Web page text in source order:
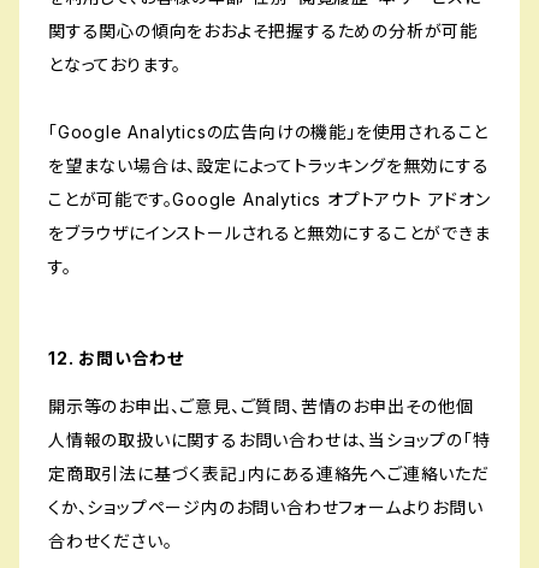
関する関心の傾向をおおよそ把握するための分析が可能
となっております。
「Google Analyticsの広告向けの機能」を使用されること
を望まない場合は、設定によってトラッキングを無効にする
ことが可能です。Google Analytics オプトアウト アドオン
をブラウザにインストールされると無効にすることができま
す。
12. お問い合わせ
開示等のお申出、ご意見、ご質問、苦情のお申出その他個
人情報の取扱いに関するお問い合わせは、当ショップの「特
定商取引法に基づく表記」内にある連絡先へご連絡いただ
くか、ショップページ内のお問い合わせフォームよりお問い
合わせください。